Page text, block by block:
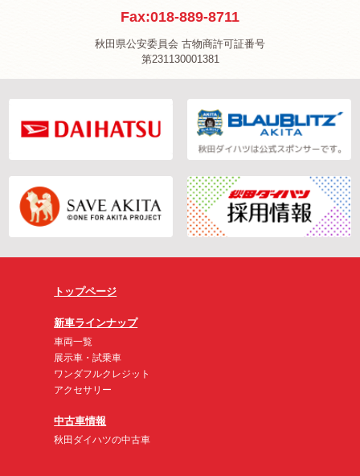
Fax:018-889-8711
秋田県公安委員会 古物商許可証番号
第231130001381
トップページ
新車ラインナップ
車両一覧
展示車・試乗車
ワンダフルクレジット
アクセサリー
中古車情報
秋田ダイハツの中古車